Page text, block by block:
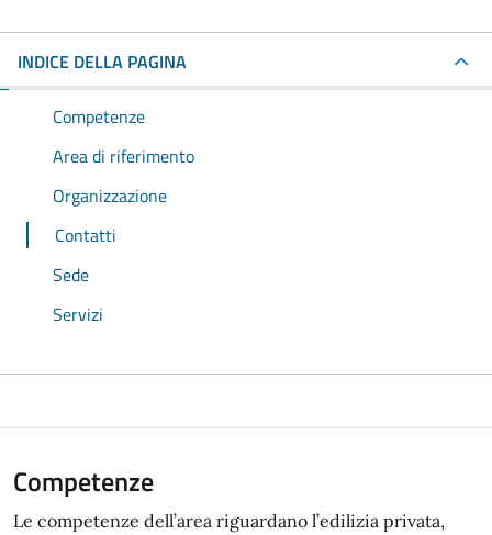
INDICE DELLA PAGINA
Competenze
Area di riferimento
Organizzazione
Contatti
Sede
Servizi
Competenze
Le competenze dell’area riguardano l’edilizia privata,